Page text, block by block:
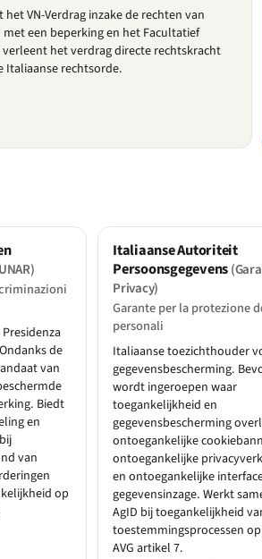
het VN-Verdrag inzake de rechten van
met een beperking en het Facultatief
het verdrag directe rechtskracht
Italiaanse rechtsorde.
de
van
Biedt
en
van
op
Italiaanse Autoriteit
Persoonsgegevens
Privacy)
Garante per la protezione
personali
Italiaanse toezichthouder
gegevensbescherming.
wordt ingeroepen waar
toegankelijkheid en
gegevensbescherming
ontoegankelijke
ontoegankelijke
en ontoegankelijke
gegevensinzage. Werkt
AgID bij toegankelijkheid
toestemmingsprocessen
AVG artikel 7.